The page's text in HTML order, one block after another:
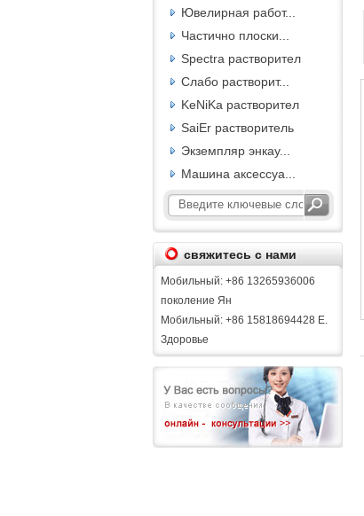
Ювелирная работ...
Частично плоски...
Spectra растворител
Слабо растворит...
KeNiKa растворител
SaiEr растворитель
Экземпляр энкау...
Машина аксессуа...
свяжитесь с нами
Мобильный: +86 13265936006
поколение Ян
Мобильный: +86 15818694428 Е.
Здоровье